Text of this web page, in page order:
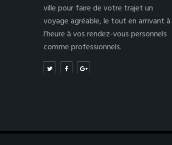
ville pour faire de votre trajet un
voyage agréable, le tout en arrivant à
l’heure à vos rendez-vous personnels
comme professionnels.